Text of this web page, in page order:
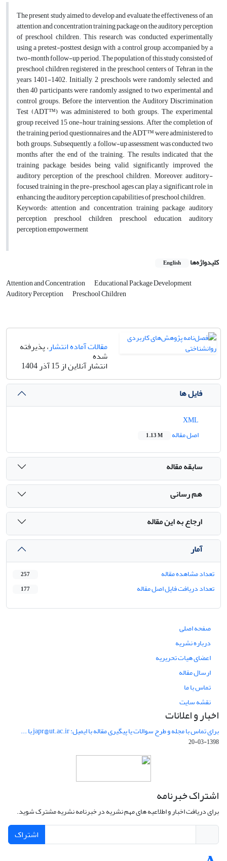
The present study aimed to develop and evaluate the effectiveness of an
attention and concentration training package on the auditory perception
of preschool children. This research was conducted experimentally
using a pretest-posttest design with a control group, accompanied by a
two-month follow-up period. The population of this study consisted of
preschool children registered in the preschool centers of Tehran in the
years 1401-1402. Initially, 2 preschools were randomly selected, and
then 40 participants were randomly assigned to two experimental and
control groups. Before the intervention, the Auditory Discrimination
Test (ADT™) was administered to both groups. The experimental
group received 15 one-hour training sessions. After the completion of
the training period, questionnaires and the ADT™ were administered to
both groups. Subsequently, a follow-up assessment was conducted two
months after the end of the training. The results indicated that the
training package, besides being valid, significantly improved the
auditory perception of the preschool children. Moreover, auditory-
focused training in the pre-preschool ages can play a significant role in
enhancing the auditory perception capabilities of preschool children.
Keywords: attention and concentration, training package, auditory
perception, preschool children, preschool education, auditory
perception empowerment
کلیدواژه‌ها English
Attention and Concentration Educational Package Development
Auditory Perception Preschool Children
مقالات آماده انتشار، پذیرفته
شده
انتشار آنلاین از 15 آذر 1404
فایل ها
اصل مقاله
1.13 M
سابقه مقاله
هم رسانی
ارجاع به این مقاله
آمار
تعداد مشاهده مقاله 257
تعداد دریافت فایل اصل مقاله 177
صفحه اصلی
درباره نشریه
اعضای هیات تحریریه
ارسال مقاله
تماس با ما
نقشه سایت
اخبار و اعلانات
برای تماس با مجله و طرح سوالات یا پیگیری مقاله با ایمیل: japr@ut.ac.ir با ...
1398-03-20
اشتراک خبرنامه
برای دریافت اخبار و اطلاعیه های مهم نشریه در خبرنامه نشریه مشترک شوید.
اشتراک